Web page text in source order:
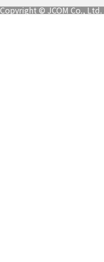
Copyright © JCOM Co.,